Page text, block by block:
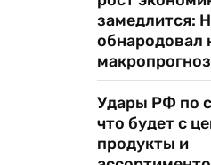
замедлится:
обнародовал
макропрогноз
Удары РФ по
что будет с
продукты и